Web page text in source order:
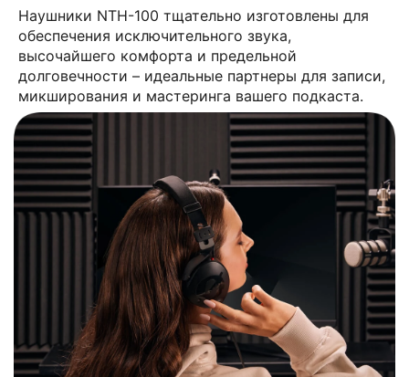
Наушники NTH-100 тщательно изготовлены для
обеспечения исключительного звука,
высочайшего комфорта и предельной
долговечности – идеальные партнеры для записи,
микширования и мастеринга вашего подкаста.